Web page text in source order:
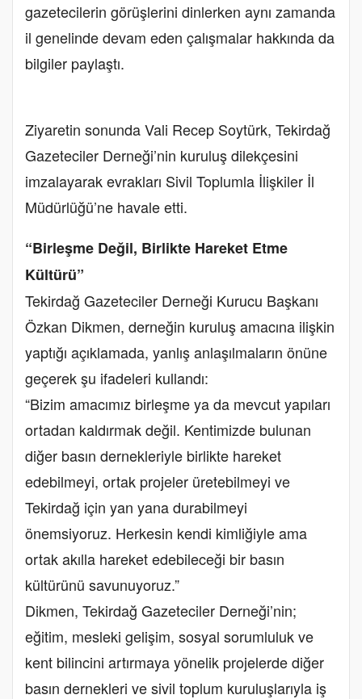
gazetecilerin görüşlerini dinlerken aynı zamanda
il genelinde devam eden çalışmalar hakkında da
bilgiler paylaştı.
Ziyaretin sonunda Vali Recep Soytürk, Tekirdağ
Gazeteciler Derneği’nin kuruluş dilekçesini
imzalayarak evrakları Sivil Toplumla İlişkiler İl
Müdürlüğü’ne havale etti.
“Birleşme Değil, Birlikte Hareket Etme
Kültürü”
Tekirdağ Gazeteciler Derneği Kurucu Başkanı
Özkan Dikmen, derneğin kuruluş amacına ilişkin
yaptığı açıklamada, yanlış anlaşılmaların önüne
geçerek şu ifadeleri kullandı:
“Bizim amacımız birleşme ya da mevcut yapıları
ortadan kaldırmak değil. Kentimizde bulunan
diğer basın dernekleriyle birlikte hareket
edebilmeyi, ortak projeler üretebilmeyi ve
Tekirdağ için yan yana durabilmeyi
önemsiyoruz. Herkesin kendi kimliğiyle ama
ortak akılla hareket edebileceği bir basın
kültürünü savunuyoruz.”
Dikmen, Tekirdağ Gazeteciler Derneği’nin;
eğitim, mesleki gelişim, sosyal sorumluluk ve
kent bilincini artırmaya yönelik projelerde diğer
basın dernekleri ve sivil toplum kuruluşlarıyla iş